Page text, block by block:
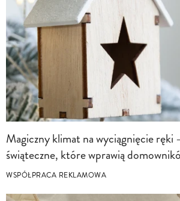
Magiczny klimat na wyciągnięcie
świąteczne, które wprawią
WSPÓŁPRACA REKLAMOWA